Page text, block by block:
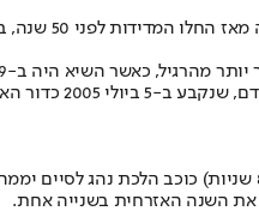
כוכב
עד כה היו מקרים בהם כדור הארץ נע לאט יותר מהמצופה.